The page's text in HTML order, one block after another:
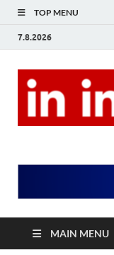
TOP MENU
7.8.2026
MAIN MENU